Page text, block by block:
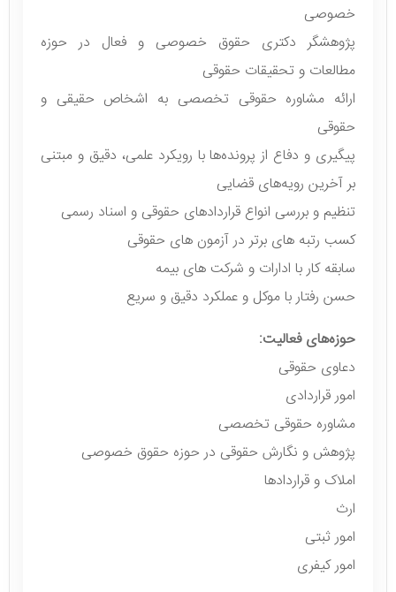
خصوصی
پژوهشگر دکتری حقوق خصوصی و فعال در حوزه
مطالعات و تحقیقات حقوقی
ارائه مشاوره حقوقی تخصصی به اشخاص حقیقی و
حقوقی
پیگیری و دفاع از پرونده‌ها با رویکرد علمی، دقیق و مبتنی
بر آخرین رویه‌های قضایی
تنظیم و بررسی انواع قراردادهای حقوقی و اسناد رسمی
کسب رتبه های برتر در آزمون های حقوقی
سابقه کار با ادارات و شرکت های بیمه
حسن رفتار با موکل و عملکرد دقیق و سریع
حوزه‌های فعالیت:
دعاوی حقوقی
امور قراردادی
مشاوره حقوقی تخصصی
پژوهش و نگارش حقوقی در حوزه حقوق خصوصی
املاک و قراردادها
ارث
امور ثبتی
امور کیفری